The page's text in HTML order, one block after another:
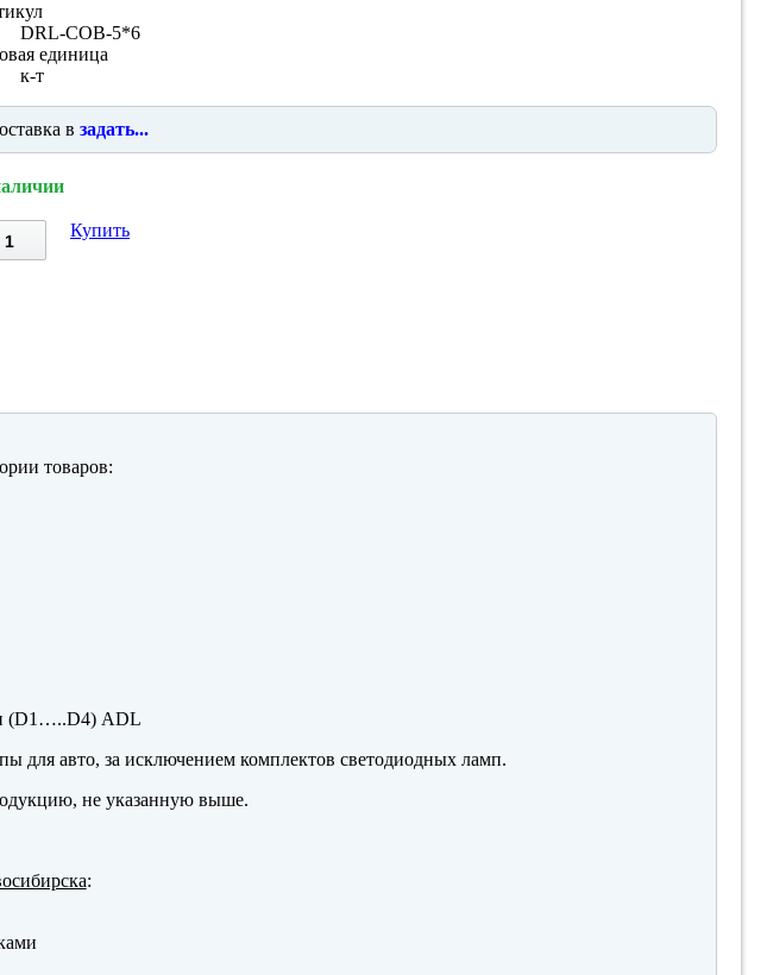
DRL-COB-5*6
единица
к-т
в задать...
Купить
товаров:
(D1…..D4) ADL
для авто, за исключением комплектов светодиодных ламп.
не указанную выше.
: